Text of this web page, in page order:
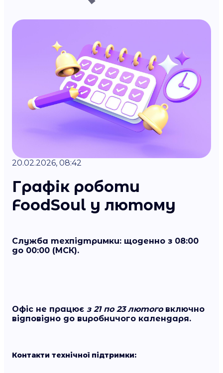
20.02.2026, 08:42
Графік роботи
FoodSoul у лютому
Служба техпідтримки: щоденно з 08:00
до 00:00 (МСК).
Офіс не працює з 21 по 23 лютоговключно
відповідно до виробничого календаря.
Контакти технічної підтримки: